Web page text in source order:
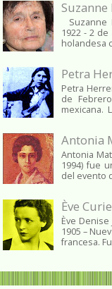
Suzanne
1922 - 2
holandesa
Petra
Petra
de
mexicana.
Antonia
Antonia
1994) fue
del evento
Ève
Ève
1905 –
francesa.